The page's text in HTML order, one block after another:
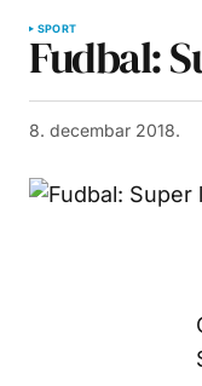
SPORT
Fudbal:
8. decembar 2018.